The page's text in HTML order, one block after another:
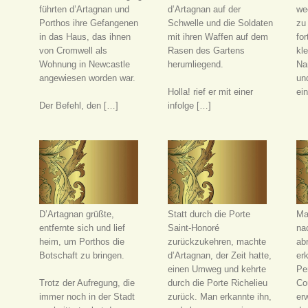
führten d’Artagnan und
Porthos ihre Gefangenen
in das Haus, das ihnen
von Cromwell als
Wohnung in Newcastle
angewiesen worden war.
Der Befehl, den […]
d’Artagnan auf der
Schwelle und die Soldaten
mit ihren Waffen auf dem
Rasen des Gartens
herumliegend.
Holla! rief er mit einer
infolge […]
zu
D’Artagnan grüßte,
entfernte sich und lief
heim, um Porthos die
Botschaft zu bringen.
Trotz der Aufregung, die
immer noch in der Stadt
Statt durch die Porte
Saint-Honoré
zurückzukehren, machte
d’Artagnan, der Zeit hatte,
einen Umweg und kehrte
durch die Porte Richelieu
zurück. Man erkannte ihn,